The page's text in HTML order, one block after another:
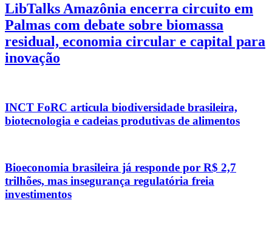
LibTalks Amazônia encerra circuito em
Palmas com debate sobre biomassa
residual, economia circular e capital para
inovação
INCT FoRC articula biodiversidade brasileira,
biotecnologia e cadeias produtivas de alimentos
Bioeconomia brasileira já responde por R$ 2,7
trilhões, mas insegurança regulatória freia
investimentos